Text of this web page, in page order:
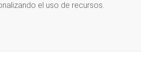
el uso de recursos.